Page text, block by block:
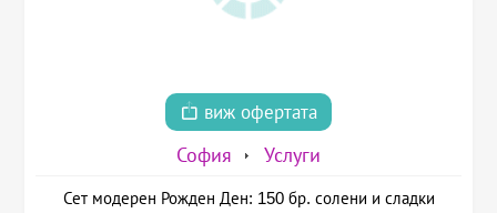
виж офертата
София Услуги
Сет модерен Рожден Ден: 150 бр. солени и сладки